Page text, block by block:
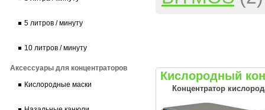
5 литров / минуту
10 литров / минуту
Аксессуары для концентраторов
Кислородные маски
Кислородный
Концентратор